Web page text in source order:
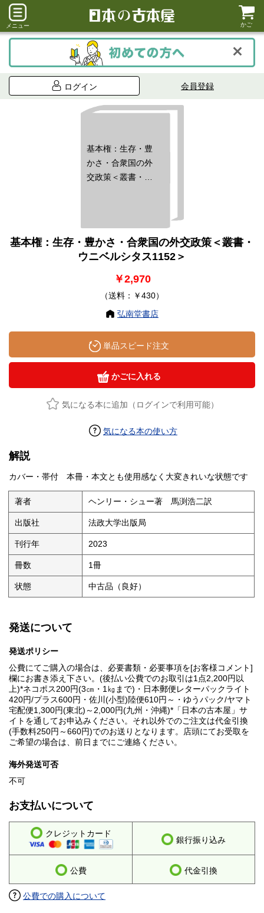
メニュー かご
ログイン 会員登録
基本権：生存・豊
かさ・合衆国の外
交政策＜叢書・ウ
基本権：生存・豊かさ・合衆国の外交政策＜叢書・
ウニベルシタス1152＞
￥2,970
（送料：￥430）
弘南堂書店
単品スピード注文
かごに入れる
気になる本に追加（ログインで利用可能）
気になる本の使い方
解説
カバー・帯付 本冊・本文とも使用感なく大変きれいな状態です
著者 ヘンリー・シュー著 馬渕浩二訳
出版社 法政大学出版局
刊行年 2023
冊数 1冊
状態 中古品（良好）
発送について
発送ポリシー
公費にてご購入の場合は、必要書類・必要事項を[お客様コメント]
欄にお書き添え下さい。(後払い公費でのお取引は1点2,200円以
上)*ネコポス200円(3㎝・1㎏まで)・日本郵便レターパックライト
420円/プラス600円・佐川(小型)陸便610円～・ゆうパック/ヤマト
宅配便1,300円(東北)～2,000円(九州・沖縄)*「日本の古本屋」サ
イトを通してお申込みください。それ以外でのご注文は代金引換
(手数料250円～660円)でのお送りとなります。店頭にてお受取を
ご希望の場合は、前日までにご連絡ください。
海外発送可否
不可
お支払いについて
クレジットカード
銀行振り込み
公費 代金引換
公費での購入について